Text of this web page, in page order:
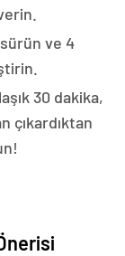
ve 4
30 dakika,
çıkardıktan